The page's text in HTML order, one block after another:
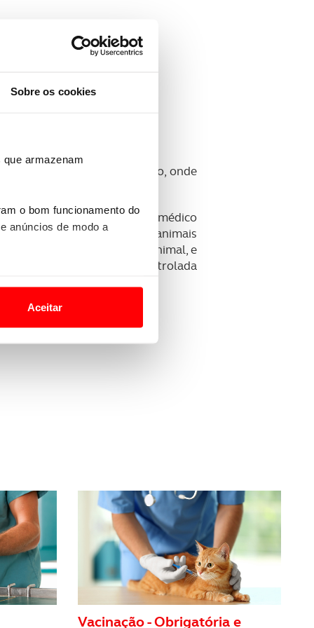
Sobre os cookies
armazenam
o bom funcionamento do
anúncios de modo a
lhe proporcionar
com o seu
Aceitar
veterinário.
uma ficha de registo, onde
do seu dono ou detentor.
é arquivado pelo médico
todos os registos dos animais
Identificação e Registo Animal, e
Canino e Felino, que é controlada
Vacinação - Obrigatória e